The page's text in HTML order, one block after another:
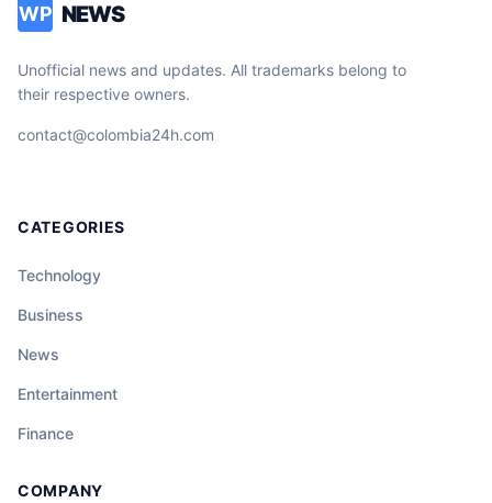
WP NEWS
Unofficial news and updates. All trademarks belong to
their respective owners.
contact@colombia24h.com
CATEGORIES
Technology
Business
News
Entertainment
Finance
COMPANY